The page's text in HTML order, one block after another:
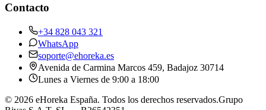
Contacto
+34 828 043 321
WhatsApp
soporte@ehoreka.es
Avenida de Carmina Marcos 459, Badajoz 30714
Lunes a Viernes de 9:00 a 18:00
© 2026 eHoreka España. Todos los derechos reservados.Grupo